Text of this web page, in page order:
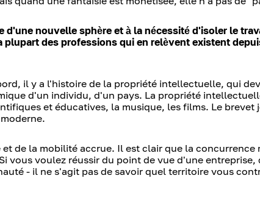
d'une nouvelle sphère et à la nécessité d'isoler le
des professions qui en relèvent existent
il y a l'histoire de la propriété intellectuelle, qui
d'un individu, d'un pays. La propriété
et éducatives, la musique, les films. Le brevet
de la mobilité accrue. Il est clair que la concurrence
vous voulez réussir du point de vue d'une entreprise,
- il ne s'agit pas de savoir quel territoire vous